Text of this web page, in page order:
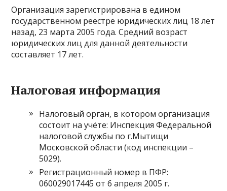
Организация зарегистрирована в едином
государственном реестре юридических лиц 18 лет
назад, 23 марта 2005 года. Средний возраст
юридических лиц для данной деятельности
составляет 17 лет.
Налоговая информация
Налоговый орган, в котором организация
состоит на учёте: Инспекция Федеральной
налоговой службы по г.Мытищи
Московской области (код инспекции –
5029).
Регистрационный номер в ПФР:
060029017445 от 6 апреля 2005 г.